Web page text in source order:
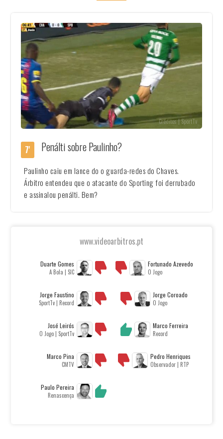
Créditos | SportTv
7' Penálti sobre Paulinho?
Paulinho caiu em lance do o guarda-redes do Chaves.
Árbitro entendeu que o atacante do Sporting foi derrubado
e assinalou penálti. Bem?
www.videoarbitros.pt
Duarte Gomes
A Bola | SIC
Fortunado Azevedo
O Jogo
Jorge Faustino
SportTv | Record
Jorge Coroado
O Jogo
José Leirós
O Jogo | SportTv
Marco Ferreira
Record
Marco Pina
CMTV
Pedro Henriques
Observador | RTP
Paulo Pereira
Renascença